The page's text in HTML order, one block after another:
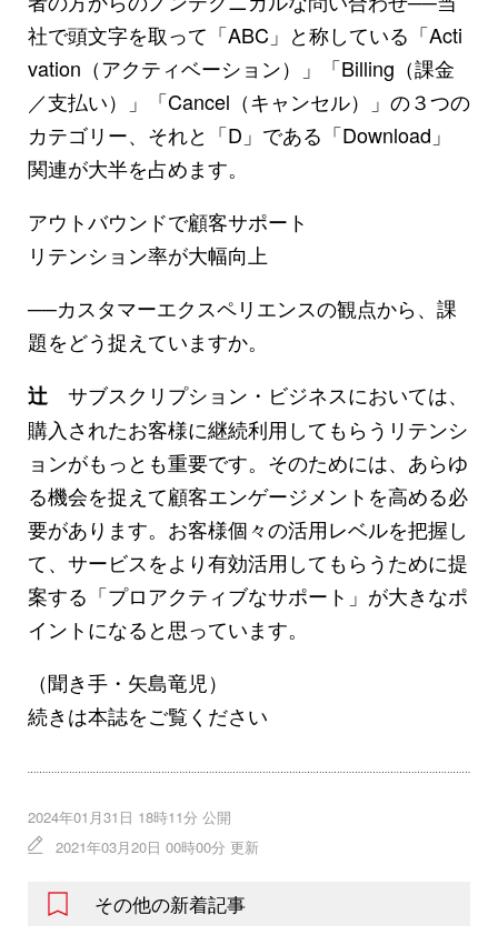
社で頭文字を取って「ABC」と称している「Acti
vation（アクティベーション）」「Billing（課金
／支払い）」「Cancel（キャンセル）」の３つの
カテゴリー、それと「D」である「Download」
関連が大半を占めます。
アウトバウンドで顧客サポート
リテンション率が大幅向上
──カスタマーエクスペリエンスの観点から、課
題をどう捉えていますか。
辻 サブスクリプション・ビジネスにおいては、
購入されたお客様に継続利用してもらうリテンシ
ョンがもっとも重要です。そのためには、あらゆ
る機会を捉えて顧客エンゲージメントを高める必
要があります。お客様個々の活用レベルを把握し
て、サービスをより有効活用してもらうために提
案する「プロアクティブなサポート」が大きなポ
イントになると思っています。
（聞き手・矢島竜児）
続きは本誌をご覧ください
2024年01月31日 18時11分 公開
2021年03月20日 00時00分 更新
その他の新着記事